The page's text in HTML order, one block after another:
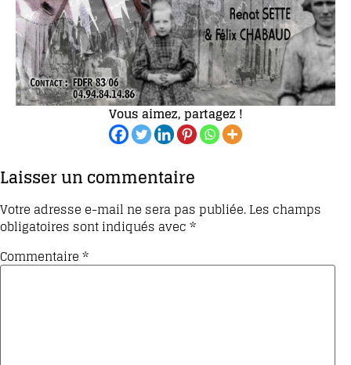
Vous aimez, partagez !
Laisser un commentaire
Votre adresse e-mail ne sera pas publiée.Les champs
obligatoires sont indiqués avec*
Commentaire*